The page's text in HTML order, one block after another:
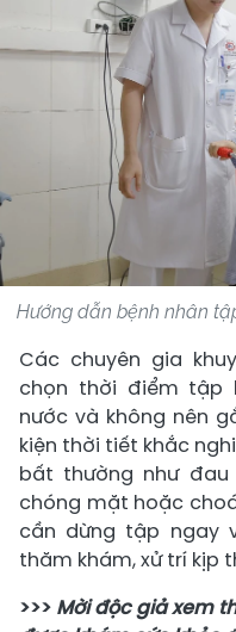
Hướng dẫn bệnh nhân
Các chuyên gia
chọn thời điểm tập
nước và không nên
kiện thời tiết khắc
bất thường như
chóng mặt hoặc
cần dừng tập ngay
thăm khám, xử trí kịp
>>> Mời độc giả xem